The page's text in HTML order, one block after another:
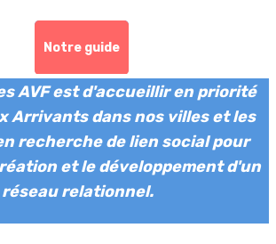
Notre guide
AVF est d'accueillir en priorité
Arrivants dans nos villes et les
recherche de lien social pour
et le développement d'un
réseau relationnel.